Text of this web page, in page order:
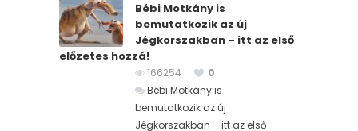
Bébi Motkány is
bemutatkozik az új
Jégkorszakban – itt az első
előzetes hozzá!
166254
0
Bébi Motkány is
bemutatkozik az új
Jégkorszakban – itt az első